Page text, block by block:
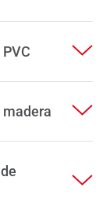
madera